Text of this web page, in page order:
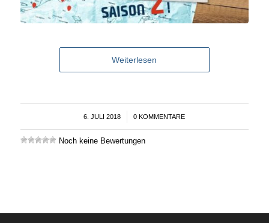
Weiterlesen
6. JULI 2018 0 KOMMENTARE
Noch keine Bewertungen